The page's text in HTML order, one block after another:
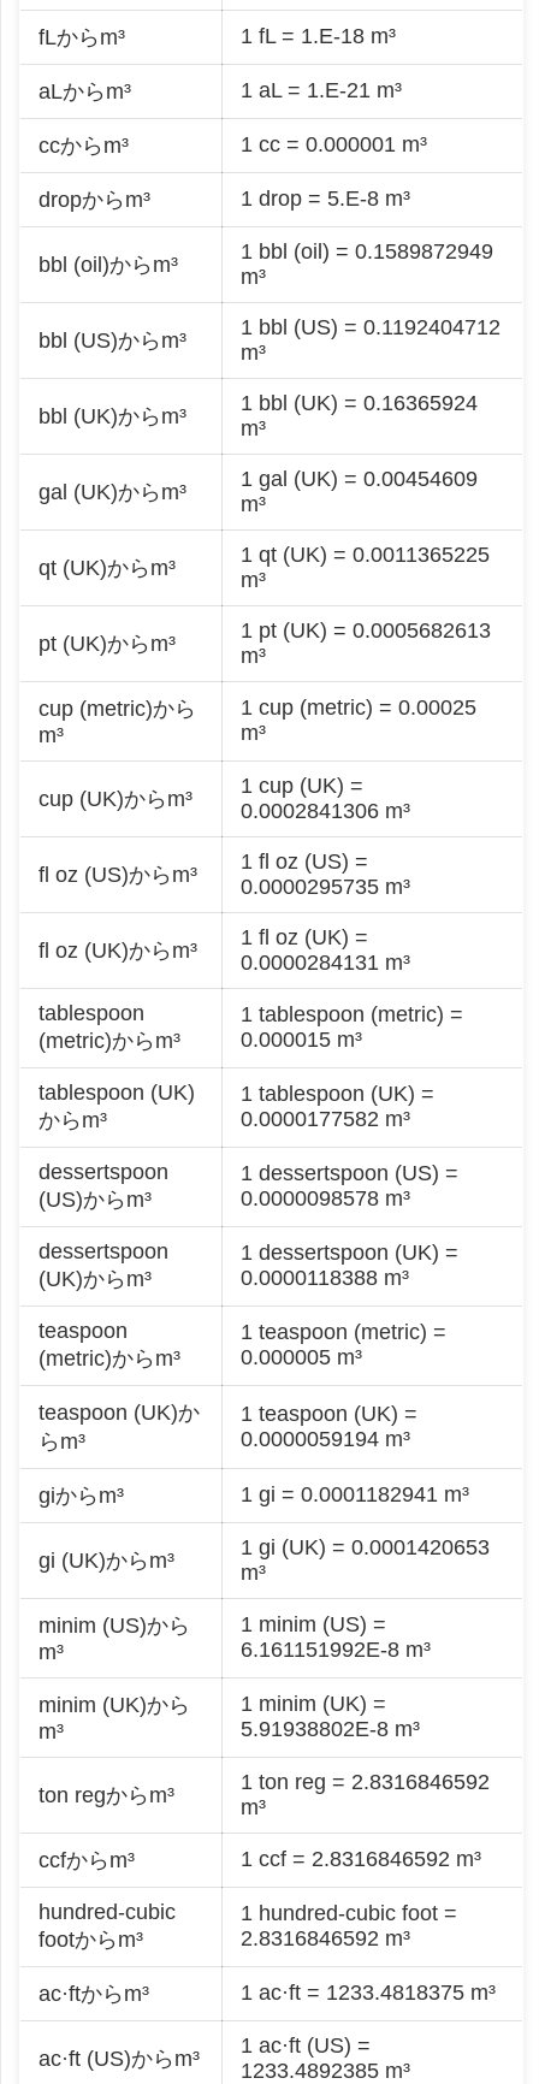
fLからm³ 1 fL = 1.E-18 m³
aLからm³ 1 aL = 1.E-21 m³
ccからm³ 1 cc = 0.000001 m³
dropからm³ 1 drop = 5.E-8 m³
bbl (oil)からm³
1 bbl (oil) = 0.1589872949
m³
bbl (US)からm³
1 bbl (US) = 0.1192404712
m³
bbl (UK)からm³
1 bbl (UK) = 0.16365924
m³
gal (UK)からm³
1 gal (UK) = 0.00454609
m³
qt (UK)からm³
1 qt (UK) = 0.0011365225
m³
pt (UK)からm³
1 pt (UK) = 0.0005682613
m³
cup (metric)から
m³
1 cup (metric) = 0.00025
m³
cup (UK)からm³
1 cup (UK) =
0.0002841306 m³
fl oz (US)からm³
1 fl oz (US) =
0.0000295735 m³
fl oz (UK)からm³
1 fl oz (UK) =
0.0000284131 m³
tablespoon
(metric)からm³
1 tablespoon (metric) =
0.000015 m³
tablespoon (UK)
からm³
1 tablespoon (UK) =
0.0000177582 m³
dessertspoon
(US)からm³
1 dessertspoon (US) =
0.0000098578 m³
dessertspoon
(UK)からm³
1 dessertspoon (UK) =
0.0000118388 m³
teaspoon
(metric)からm³
1 teaspoon (metric) =
0.000005 m³
teaspoon (UK)か
らm³
1 teaspoon (UK) =
0.0000059194 m³
giからm³ 1 gi = 0.0001182941 m³
gi (UK)からm³
1 gi (UK) = 0.0001420653
m³
minim (US)から
m³
1 minim (US) =
6.161151992E-8 m³
minim (UK)から
m³
1 minim (UK) =
5.91938802E-8 m³
ton regからm³
1 ton reg = 2.8316846592
m³
ccfからm³ 1 ccf = 2.8316846592 m³
hundred-cubic
footからm³
1 hundred-cubic foot =
2.8316846592 m³
ac·ftからm³ 1 ac·ft = 1233.4818375 m³
ac·ft (US)からm³
1 ac·ft (US) =
1233.4892385 m³